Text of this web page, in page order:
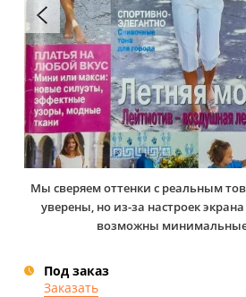
Мы сверяем оттенки с реальным
уверены, но из-за настроек
возможны
Под заказ
Заказать